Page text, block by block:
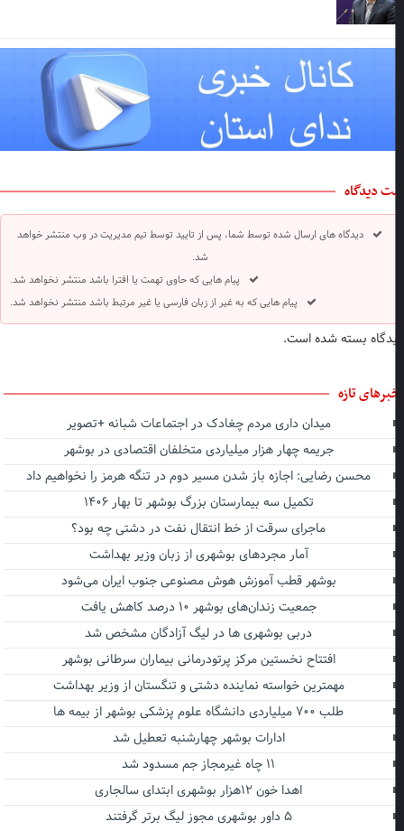
دیدگاه
دیدگاه های ارسال شده توسط شما، پس از تایید توسط تیم مدیریت در وب منتشر خواهد
شد.
پیام هایی که حاوی تهمت یا افترا باشد منتشر نخواهد شد.
پیام هایی که به غیر از زبان فارسی یا غیر مرتبط باشد منتشر نخواهد شد.
بسته شده است.
تازه
میدان داری مردم چغادک در اجتماعات شبانه +تصویر
جریمه چهار هزار میلیاردی متخلفان اقتصادی در بوشهر
محسن رضایی: اجازه باز شدن مسیر دوم در تنگه هرمز را نخواهیم داد
تکمیل سه بیمارستان بزرگ بوشهر تا بهار ۱۴۰۶
ماجرای سرقت از خط انتقال نفت در دشتی چه بود؟
آمار مجردهای بوشهری از زبان وزیر بهداشت
بوشهر قطب آموزش هوش مصنوعی جنوب ایران می‌شود
جمعیت زندان‌های بوشهر ۱۰ درصد کاهش یافت
دربی بوشهری ها در لیگ آزادگان مشخص شد
افتتاح نخستین مرکز پرتودرمانی بیماران سرطانی بوشهر
مهمترین خواسته نماینده دشتی و تنگستان از وزیر بهداشت
طلب ۷۰۰ میلیاردی دانشگاه علوم پزشکی بوشهر از بیمه ها
ادارات بوشهر چهارشنبه تعطیل شد
اهدا خون ۱۲هزار بوشهری ابتدای سالجاری